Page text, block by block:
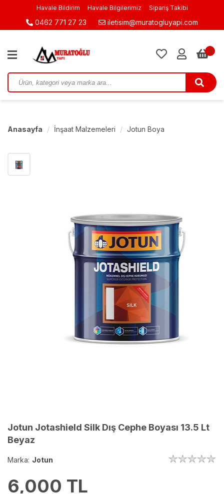
Havale Bildirim Havale Bilgilerimiz Sipariş Takibi
0462 771 27 23 iletisim@muratogluyapi.com
0
Anasayfa İnşaat Malzemeleri Jotun Boya
Jotun Jotashield Silk Dış Cephe Boyası 13.5 Lt
Beyaz
Marka: Jotun
6,000 TL